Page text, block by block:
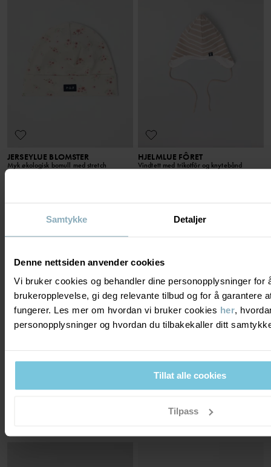
Samtykke Detaljer
Denne nettsiden anvender cookies
Vi bruker cookies og behandler dine personopplysninger for
brukeropplevelse, gi deg relevante tilbud og for å garantere
fungerer. Les mer om hvordan vi bruker cookies her,
personopplysninger og hvordan du tilbakekaller ditt
Tillat alle cookies
Tilpass
JERSEYLUE BLOMSTER
Myk økologisk bomull med stretch
HJELMLUE FÔRET
Vindtett med trikotfôr og knytebånd
VINDTETT FORET LUE ARCTIC LUE
36-50